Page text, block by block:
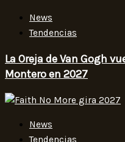
News
Tendencias
La Oreja de Van Gogh
Montero en 2027
News